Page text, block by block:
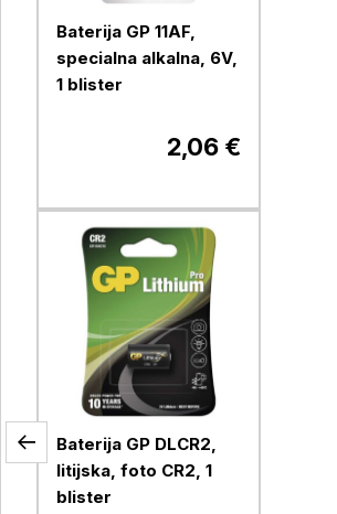
Baterija GP 11AF,
specialna alkalna, 6V,
1 blister
2,06 €
Baterija GP DLCR2,
litijska, foto CR2, 1
blister